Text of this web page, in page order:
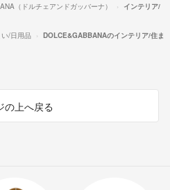
（ドルチェアンドガッバーナ）
インテリア/
/日用品
DOLCE&GABBANAのインテリア/住ま
の上へ戻る